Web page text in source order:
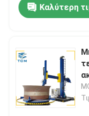
Καλύτερη